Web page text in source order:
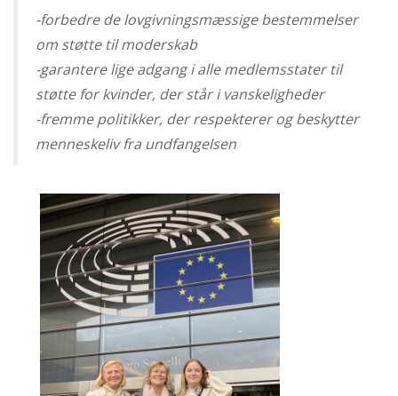
-forbedre de lovgivningsmæssige bestemmelser
om støtte til moderskab
-garantere lige adgang i alle medlemsstater til
støtte for kvinder, der står i vanskeligheder
-fremme politikker, der respekterer og beskytter
menneskeliv fra undfangelsen